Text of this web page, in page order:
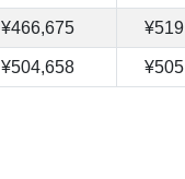
¥466,675 ¥519
¥504,658 ¥505